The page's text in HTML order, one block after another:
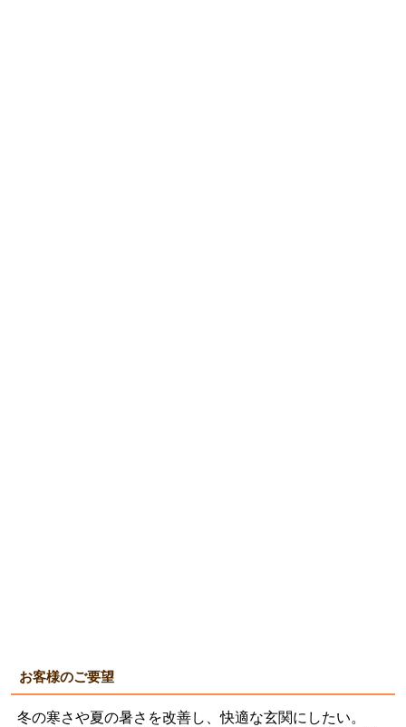
お客様のご要望
冬の寒さや夏の暑さを改善し、快適な玄関にしたい。